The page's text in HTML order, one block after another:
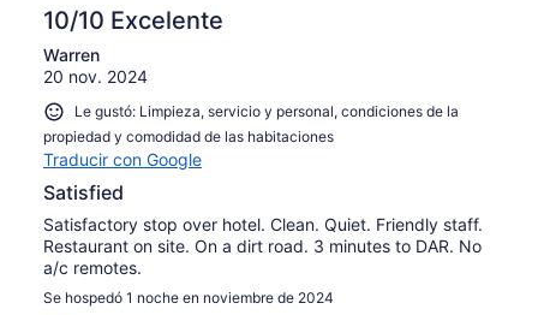
10/10 Excelente
Warren
20 nov. 2024
Le gustó: Limpieza, servicio y personal, condiciones de la
propiedad y comodidad de las habitaciones
Traducir con Google
Satisfied
Satisfactory stop over hotel. Clean. Quiet. Friendly staff.
Restaurant on site. On a dirt road. 3 minutes to DAR. No
a/c remotes.
Se hospedó 1 noche en noviembre de 2024